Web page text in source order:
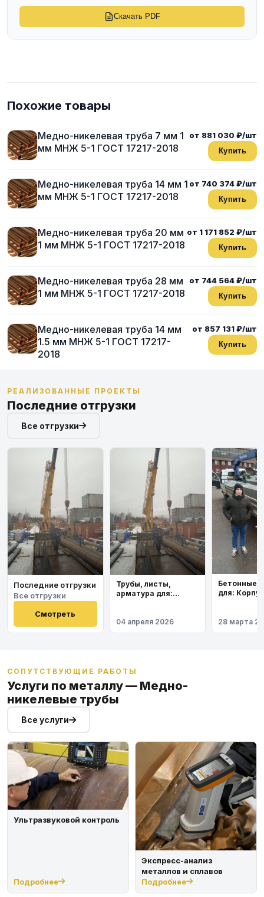
Скачать PDF
Похожие товары
Медно-никелевая труба 7 мм 1
мм МНЖ 5-1 ГОСТ 17217-2018
от 881 030 ₽/шт
Купить
Медно-никелевая труба 14 мм 1
мм МНЖ 5-1 ГОСТ 17217-2018
от 740 374 ₽/шт
Купить
Медно-никелевая труба 20 мм
1 мм МНЖ 5-1 ГОСТ 17217-2018
от 1 171 852 ₽/шт
Купить
Медно-никелевая труба 28 мм
1 мм МНЖ 5-1 ГОСТ 17217-2018
от 744 564 ₽/шт
Купить
Медно-никелевая труба 14 мм
1.5 мм МНЖ 5-1 ГОСТ 17217-
2018
от 857 131 ₽/шт
Купить
РЕАЛИЗОВАННЫЕ ПРОЕКТЫ
Последние отгрузки
Все отгрузки
Последние отгрузки
Все отгрузки
Смотреть
Трубы, листы,
арматура для:
04 апреля 2026
Бетонные
для:
28 марта
СОПУТСТВУЮЩИЕ РАБОТЫ
Услуги по металлу — Медно-
никелевые трубы
Все услуги
Ультразвуковой контроль
Подробнее
Экспресс-анализ
металлов и сплавов
Подробнее